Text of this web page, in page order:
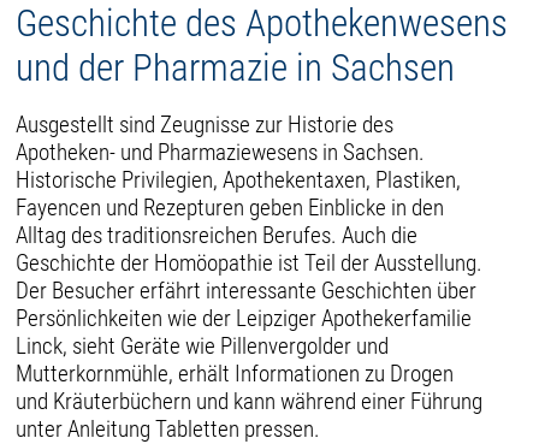
Geschichte des Apothekenwesens
und der Pharmazie in Sachsen
Ausgestellt sind Zeugnisse zur Historie des
Apotheken- und Pharmaziewesens in Sachsen.
Historische Privilegien, Apothekentaxen, Plastiken,
Fayencen und Rezepturen geben Einblicke in den
Alltag des traditionsreichen Berufes. Auch die
Geschichte der Homöopathie ist Teil der Ausstellung.
Der Besucher erfährt interessante Geschichten über
Persönlichkeiten wie der Leipziger Apothekerfamilie
Linck, sieht Geräte wie Pillenvergolder und
Mutterkornmühle, erhält Informationen zu Drogen
und Kräuterbüchern und kann während einer Führung
unter Anleitung Tabletten pressen.